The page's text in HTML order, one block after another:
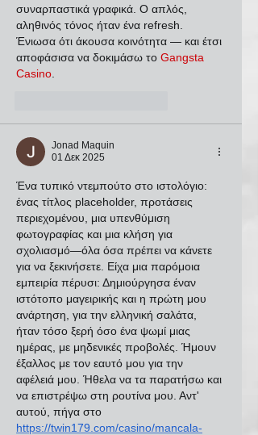
συναρπαστικά γραφικά. Ο απλός,
αληθινός τόνος ήταν ένα refresh.
Ένιωσα ότι άκουσα κοινότητα — και έτσι
αποφάσισα να δοκιμάσω το Gangsta
Casino
Jonad Maquin
01 Δεκ 2025
Ένα τυπικό ντεμπούτο στο ιστολόγιο:
ένας τίτλος placeholder, προτάσεις
περιεχομένου, μια υπενθύμιση
φωτογραφίας και μια κλήση για
σχολιασμό—όλα όσα πρέπει να κάνετε
για να ξεκινήσετε. Είχα μια παρόμοια
εμπειρία πέρυσι: Δημιούργησα έναν
ιστότοπο μαγειρικής και η πρώτη μου
ανάρτηση, για την ελληνική σαλάτα,
ήταν τόσο ξερή όσο ένα ψωμί μιας
ημέρας, με μηδενικές προβολές. Ήμουν
έξαλλος με τον εαυτό μου για την
αφέλειά μου. Ήθελα να τα παρατήσω και
να επιστρέψω στη ρουτίνα μου. Αντ'
αυτού, πήγα στο
https://twin179.com/casino/mancala-